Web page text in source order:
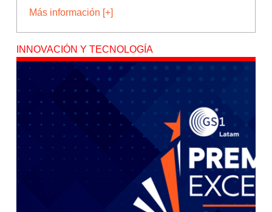
Más información [+]
INNOVACIÓN Y TECNOLOGÍA